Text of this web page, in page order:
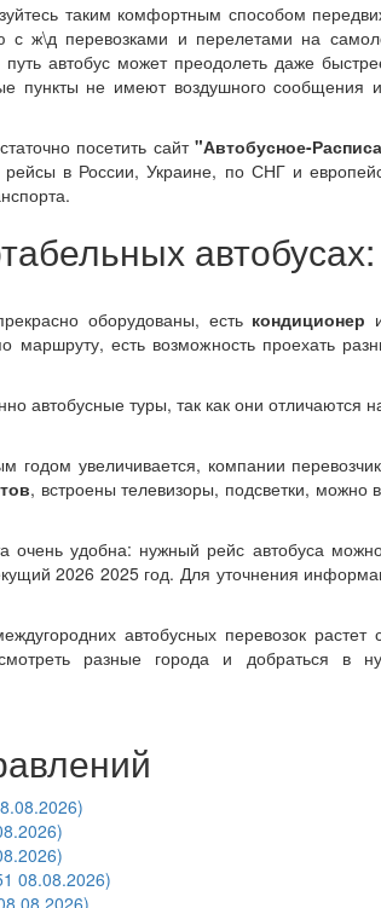
таким комфортным способом
ж\д перевозками и перелетами на
автобус может преодолеть даже
пункты не имеют воздушного сообщения
посетить сайт "Автобусное-
в России, Украине, по СНГ и
оборудованы, есть кондиционер
маршруту, есть возможность проехать
автобусные туры, так как они
годом увеличивается, компании
, встроены телевизоры, подсветки, можно
очень удобна: нужный рейс автобуса
2026 2025 год. Для уточнения
автобусных перевозок
разные города и добраться в
08.08.2026)